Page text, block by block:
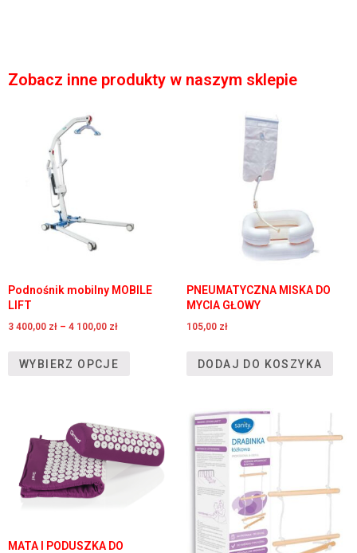
Zobacz inne produkty w naszym sklepie
Podnośnik mobilny MOBILE
LIFT
3 400,00 zł – 4 100,00 zł
WYBIERZ OPCJE
PNEUMATYCZNA MISKA DO
MYCIA GŁOWY
105,00 zł
DODAJ DO KOSZYKA
MATA I PODUSZKA DO